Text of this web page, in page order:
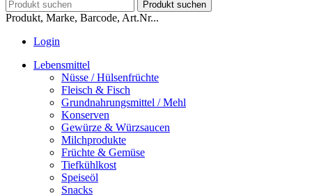
Produkt, Marke, Barcode, Art.Nr...
Login
Lebensmittel
Nüsse / Hülsenfrüchte
Fleisch & Fisch
Grundnahrungsmittel / Mehl
Konserven
Gewürze & Würzsaucen
Milchprodukte
Früchte & Gemüse
Tiefkühlkost
Speiseöl
Snacks